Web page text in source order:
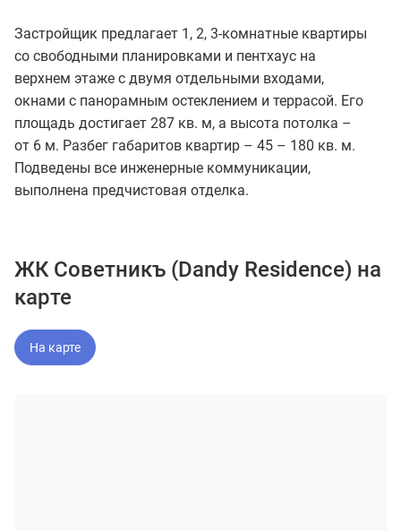
Застройщик предлагает 1, 2, 3-комнатные квартиры
со свободными планировками и пентхаус на
верхнем этаже с двумя отдельными входами,
окнами с панорамным остеклением и террасой. Его
площадь достигает 287 кв. м, а высота потолка –
от 6 м. Разбег габаритов квартир – 45 – 180 кв. м.
Подведены все инженерные коммуникации,
выполнена предчистовая отделка.
ЖК Советникъ (Dandy Residence) на
карте
На карте